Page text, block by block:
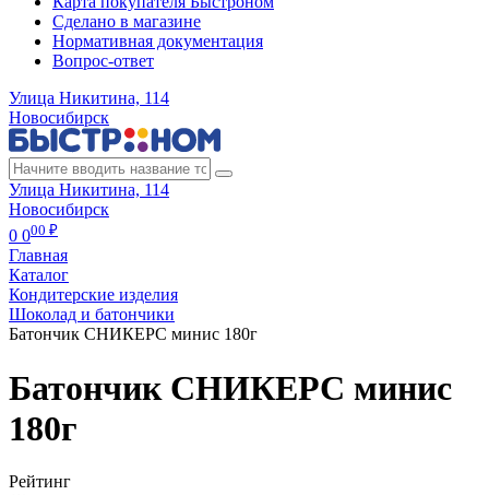
Сделано в магазине
Нормативная документация
Вопрос-ответ
Улица Никитина, 114
Новосибирск
Улица Никитина, 114
Новосибирск
0 000 ₽
Главная
Каталог
Кондитерские изделия
Шоколад и батончики
Батончик СНИКЕРС минис 180г
Батончик СНИКЕРС минис
180г
Рейтинг